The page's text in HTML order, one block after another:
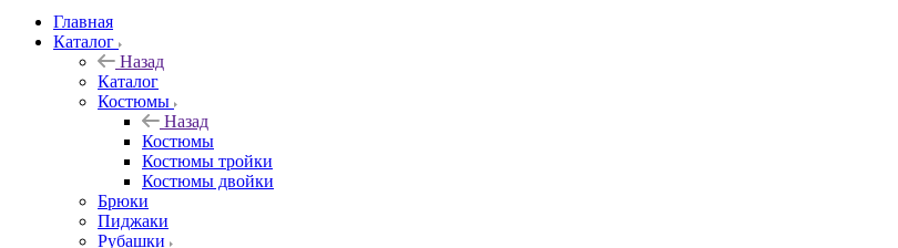
Главная
Каталог
Назад
Каталог
Костюмы
Назад
Костюмы
Костюмы тройки
Костюмы двойки
Брюки
Пиджаки
Рубашки